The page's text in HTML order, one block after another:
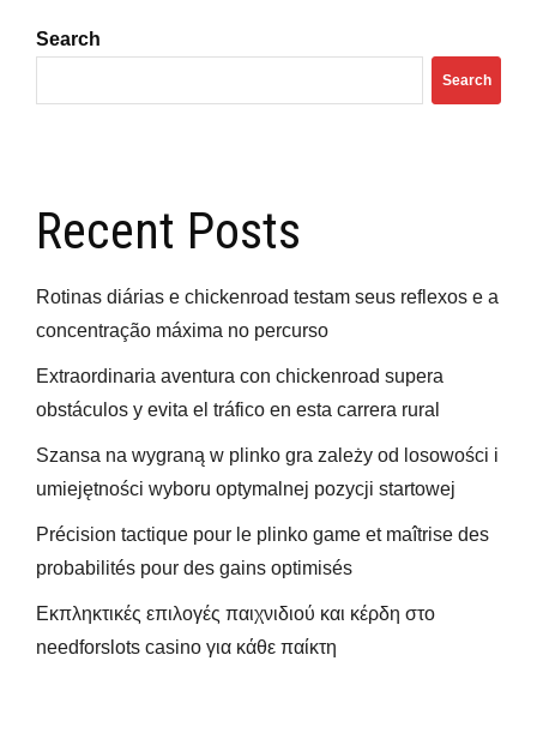
Search
Search
Recent Posts
Rotinas diárias e chickenroad testam seus reflexos e a
concentração máxima no percurso
Extraordinaria aventura con chickenroad supera
obstáculos y evita el tráfico en esta carrera rural
Szansa na wygraną w plinko gra zależy od losowości i
umiejętności wyboru optymalnej pozycji startowej
Précision tactique pour le plinko game et maîtrise des
probabilités pour des gains optimisés
Εκπληκτικές επιλογές παιχνιδιού και κέρδη στο
needforslots casino για κάθε παίκτη